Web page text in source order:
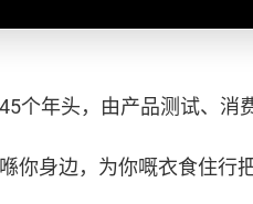
个年头，由产品测试、消
你身边，为你嘅衣食住行把